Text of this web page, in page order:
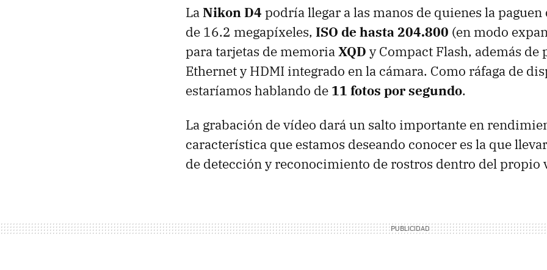
LaNikon D4 podría llegar a las manos de quienes la
de 16.2 megapíxeles, ISO de hasta 204.800 (en modo
para tarjetas de memoriaXQD y Compact Flash, además de
Ethernet yHDMI integrado en la cámara. Como ráfaga de
estaríamos hablando de 11 fotos por segundo.
La grabación de vídeo dará un salto importante en
característica que estamos deseando conocer es la que
de detección y reconocimiento de rostros dentro del propio